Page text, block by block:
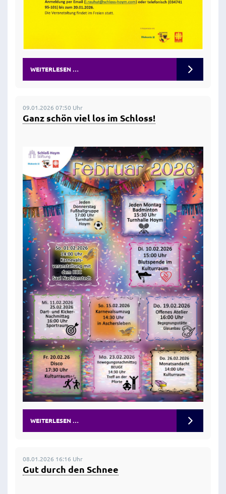
WEITERLESEN …
09.01.2026 07:50 Uhr
Ganz schön viel los im Schloss!
WEITERLESEN …
08.01.2026 16:16 Uhr
Gut durch den Schnee